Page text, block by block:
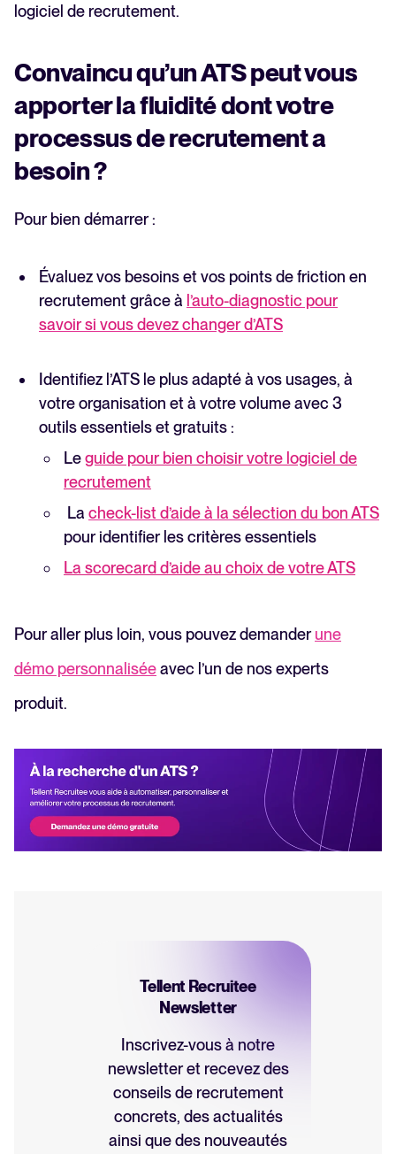
logiciel de recrutement.
Convaincu qu’un ATS peut vous
apporter la fluidité dont votre
processus de recrutement a
besoin ?
Pour bien démarrer :
Évaluez vos besoins et vos points de friction en
recrutement grâce à l’auto-diagnostic pour
savoir si vous devez changer d’ATS
Identifiez l’ATS le plus adapté à vos usages, à
votre organisation et à votre volume avec 3
outils essentiels et gratuits :
Leguide pour bien choisir votre logiciel de
recrutement
La check-list d’aide à la sélection du bon ATS
pour identifier les critères essentiels
La scorecard d’aide au choix de votre ATS
Pour aller plus loin, vous pouvez demanderune
démo personnaliséeavec l’un de nos experts
produit.
Tellent Recruitee
Newsletter
Inscrivez-vous à notre
newsletter et recevez des
conseils de recrutement
concrets, des actualités
ainsi que des nouveautés